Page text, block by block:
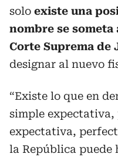
solo existe una
nombre se
Corte Suprema de
designar al nuevo
“Existe lo que en
simple expectativa,
expectativa,
la República puede